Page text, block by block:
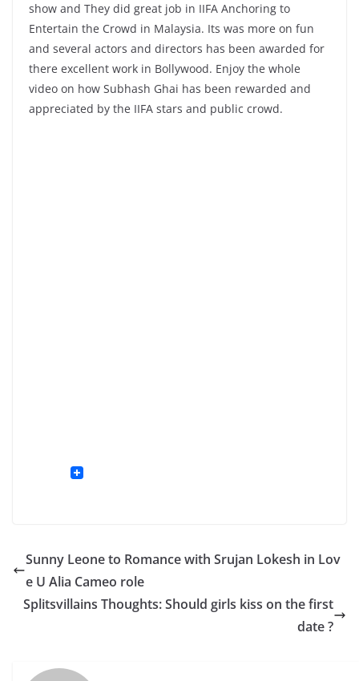
show and They did great job in IIFA Anchoring to
Entertain the Crowd in Malaysia. Its was more on fun
and several actors and directors has been awarded for
there excellent work in Bollywood. Enjoy the whole
video on how Subhash Ghai has been rewarded and
appreciated by the IIFA stars and public crowd.
Sunny Leone to Romance with Srujan Lokesh in Lov
e U Alia Cameo role
Splitsvillains Thoughts: Should girls kiss on the first
date ?